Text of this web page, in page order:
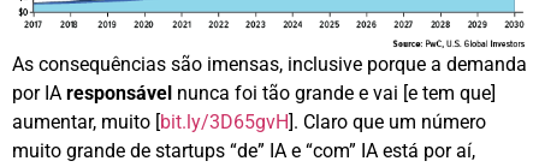
As consequências são imensas, inclusive porque a demanda
por IA responsável nunca foi tão grande e vai [e tem que]
aumentar, muito [bit.ly/3D65gvH]. Claro que um número
muito grande de startups “de” IA e “com” IA está por aí,